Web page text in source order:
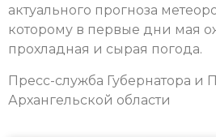
актуального прогноза
которому в первые дни мая
прохладная и сырая погода.
Пресс-служба Губернатора и
Архангельской области